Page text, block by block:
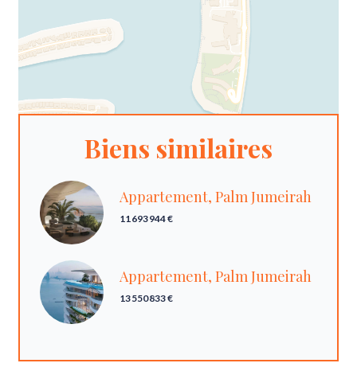
Biens similaires
Appartement, Palm Jumeirah
11 693 944 €
Appartement, Palm Jumeirah
13 550 833 €